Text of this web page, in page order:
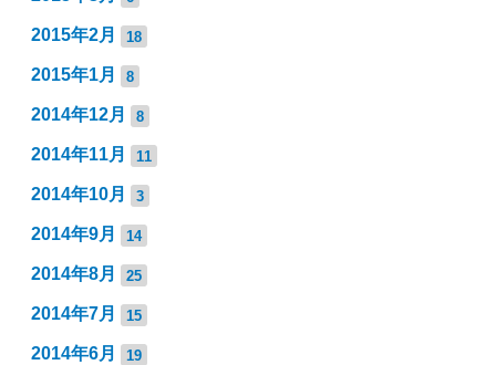
2015年2月 18
2015年1月 8
2014年12月 8
2014年11月 11
2014年10月 3
2014年9月 14
2014年8月 25
2014年7月 15
2014年6月 19